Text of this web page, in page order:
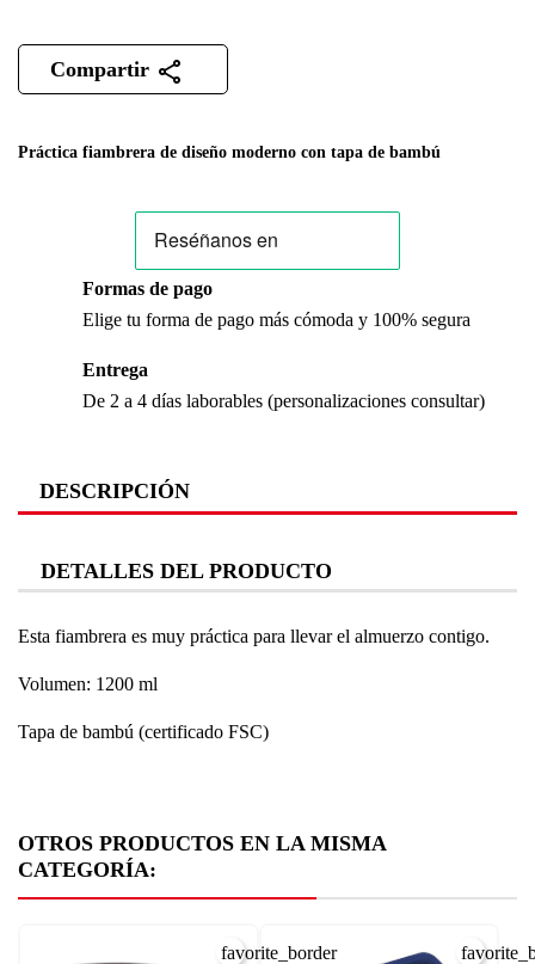
Práctica fiambrera de diseño moderno con tapa de bambú
Compartir
Formas de pago
Elige tu forma de pago más cómoda y 100% segura
Entrega
De 2 a 4 días laborables (personalizaciones consultar)
DESCRIPCIÓN
DETALLES DEL PRODUCTO
Esta fiambrera es muy práctica para llevar el almuerzo contigo.
Volumen: 1200 ml
Tapa de bambú (certificado FSC)
OTROS PRODUCTOS EN LA MISMA
CATEGORÍA:
favorite_border